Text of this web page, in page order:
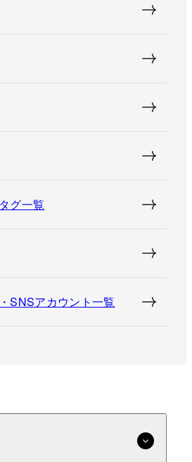
グ一覧
SNSアカウント一覧